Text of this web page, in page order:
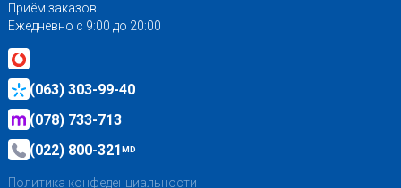
Приём заказов:
Ежедневно с 9:00 до 20:00
(063) 303-99-40
(078) 733-713
(022) 800-321MD
Политика конфеденциальности